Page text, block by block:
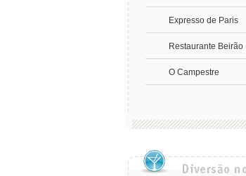
Expresso de Paris
Restaurante Beirão
O Campestre